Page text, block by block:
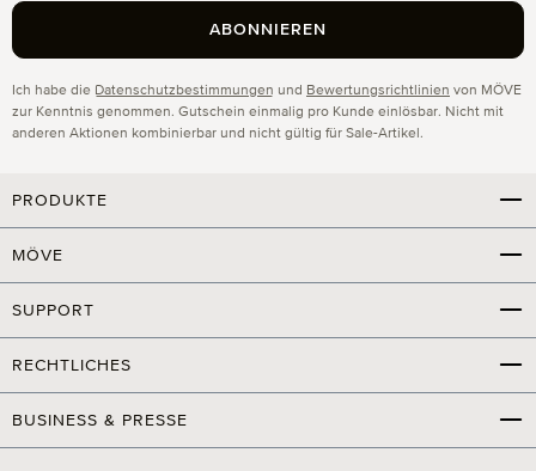
Ich habe die Datenschutzbestimmungen und Bewertungsrichtlinien von MÖVE
zur Kenntnis genommen. Gutschein einmalig pro Kunde einlösbar. Nicht mit
anderen Aktionen kombinierbar und nicht gültig für Sale-Artikel.
ABONNIEREN
PRODUKTE
MÖVE
SUPPORT
RECHTLICHES
BUSINESS & PRESSE